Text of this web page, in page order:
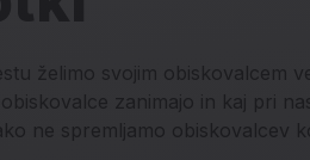
želimo svojim obiskovalcem
zanimajo in kaj pri
ne spremljamo obiskovalcev